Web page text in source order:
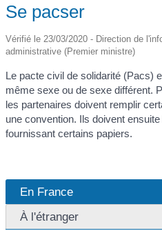
Se pacser
Vérifié le 23/03/2020 - Direction de
administrative (Premier ministre)
Le pacte civil de solidarité (Pacs)
même sexe ou de sexe différent.
les partenaires doivent remplir
une convention. Ils doivent
fournissant certains papiers.
En France
À l'étranger